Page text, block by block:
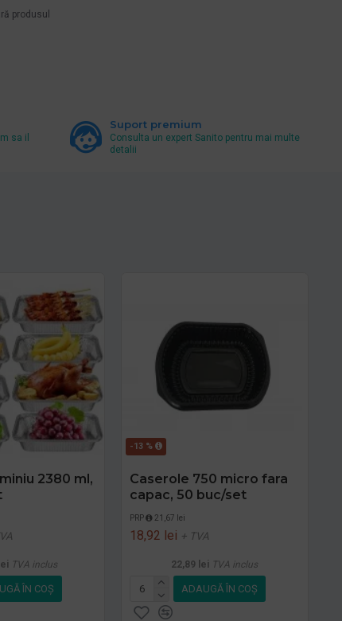
produsul
sa il
Suport premium
Consulta un expert Sanito pentru mai multe
detalii
2380 ml,
TVA inclus
ÎN COŞ
-13 %
Caserole 750 micro fara
capac, 50 buc/set
PRP 21,67 lei
18,92 lei + TVA
22,89 lei TVA inclus
ADAUGĂ ÎN COŞ